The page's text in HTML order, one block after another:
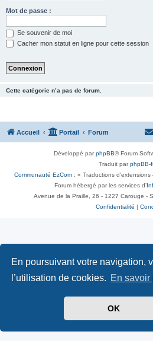
En poursuivant votre navigation,
l’utilisation de cookies. En savoir
OK
Mot de passe :
Se souvenir de moi
Cacher mon statut en ligne pour cette session
Cette catégorie n’a pas de forum.
Accueil Portail Forum
Développé parphpBB® Forum
Traduit parphpBB-
Communauté EzCom : « Traductions
Forum hébergé par les services d’
Avenue de la Praille, 26 - 1227 Carouge -
Confidentialité